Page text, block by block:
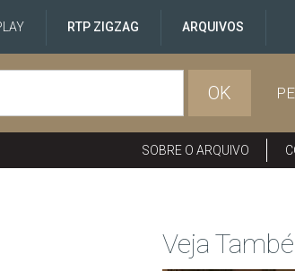
RTP ZIGZAG ARQUIVOS
OK
SOBRE O ARQUIVO
Veja